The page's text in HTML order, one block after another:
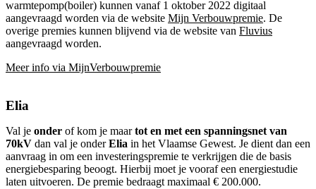
warmtepomp(boiler) kunnen vanaf 1 oktober 2022 digitaal
aangevraagd worden via de website Mijn Verbouwpremie. De
overige premies kunnen blijvend via de website van Fluvius
aangevraagd worden.
Meer info via MijnVerbouwpremie
Elia
Val je onder of kom je maartot en met een spanningsnet van
70kV dan val je onderElia in het Vlaamse Gewest. Je dient dan een
aanvraag in om een investeringspremie te verkrijgen die de basis
energiebesparing beoogt. Hierbij moet je vooraf een energiestudie
laten uitvoeren. De premie bedraagt maximaal € 200.000.